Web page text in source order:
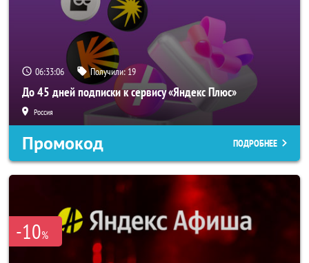
06:33:05 Получили:19
До 45 дней подписки к сервису «Яндекс Плюс»
Россия
Промокод ПОДРОБНЕЕ
-10%